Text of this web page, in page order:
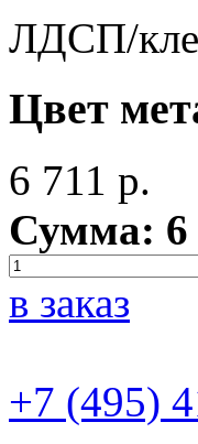
ЛДСП/
Цвет
6 711 р.
Сумма: 6
в заказ
+7 (495)